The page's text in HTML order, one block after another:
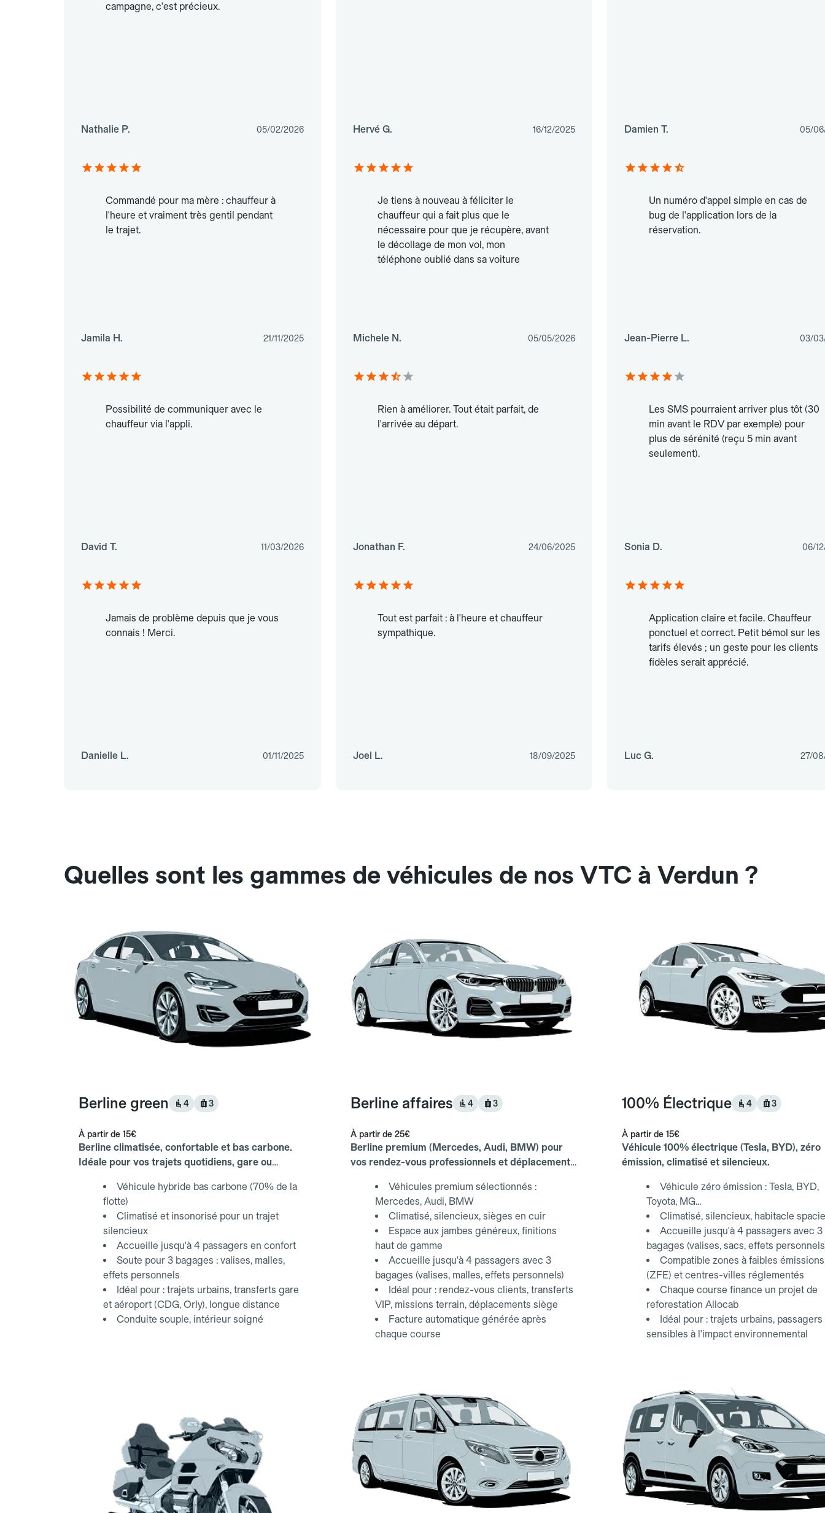
campagne, c'est précieux.
Nathalie P. 05/02/2026 Hervé G. 16/12/2025 Damien T. 05/
Commandé pour ma mère : chauffeur à
l'heure et vraiment très gentil pendant
le trajet.
Jamila H. 21/11/2025
Je tiens à nouveau à féliciter le
chauffeur qui a fait plus que le
nécessaire pour que je récupère, avant
le décollage de mon vol, mon
téléphone oublié dans sa voiture
Michele N. 05/05/2026
Un numéro d'appel simple en cas de
bug de l'application lors de la
réservation.
Jean-Pierre L. 03/
Possibilité de communiquer avec le
chauffeur via l'appli.
David T. 11/03/2026
Rien à améliorer. Tout était parfait, de
l'arrivée au départ.
Jonathan F. 24/06/2025
Les SMS pourraient arriver plus tôt (30
min avant le RDV par exemple) pour
plus de sérénité (reçu 5 min avant
seulement).
Sonia D. 06/
Jamais de problème depuis que je vous
connais ! Merci.
Danielle L. 01/11/2025
Tout est parfait : à l'heure et chauffeur
sympathique.
Joel L. 18/09/2025
Application claire et facile. Chauffeur
ponctuel et correct. Petit bémol sur les
tarifs élevés ; un geste pour les clients
fidèles serait apprécié.
Luc G. 27/
Quelles sont les gammes de véhicules de nos VTC à Verdun ?
Berline green 4 3
À partir de 15€
Berline climatisée, confortable et bas carbone.
Idéale pour vos trajets quotidiens, gare ou
Véhicule hybride bas carbone (70% de la
flotte)
Climatisé et insonorisé pour un trajet
silencieux
Accueille jusqu'à 4 passagers en confort
Soute pour 3 bagages : valises, malles,
effets personnels
Idéal pour : trajets urbains, transferts gare
et aéroport (CDG, Orly), longue distance
Conduite souple, intérieur soigné
Berline affaires 4 3
À partir de 25€
Berline premium (Mercedes, Audi, BMW) pour
vos rendez-vous professionnels et déplacements
Véhicules premium sélectionnés :
Mercedes, Audi, BMW
Climatisé, silencieux, sièges en cuir
Espace aux jambes généreux, finitions
haut de gamme
Accueille jusqu'à 4 passagers avec 3
bagages (valises, malles, effets personnels)
Idéal pour : rendez-vous clients, transferts
VIP, missions terrain, déplacements siège
Facture automatique générée après
chaque course
100% Électrique 4 3
À partir de 15€
Véhicule 100% électrique (Tesla, BYD), zéro
émission, climatisé et silencieux.
Véhicule zéro émission : Tesla, BYD,
Toyota, MG...
Climatisé, silencieux, habitacle
Accueille jusqu'à 4 passagers avec 3
bagages (valises, sacs, effets
Compatible zones à faibles émissions
(ZFE) et centres-villes réglementés
Chaque course finance un projet de
reforestation Allocab
Idéal pour : trajets urbains, passagers
sensibles à l'impact environnemental